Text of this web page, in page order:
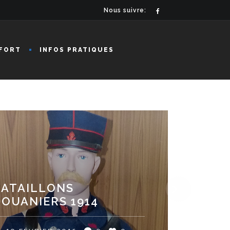
Nous suivre:
INFOS PRATIQUES
1914